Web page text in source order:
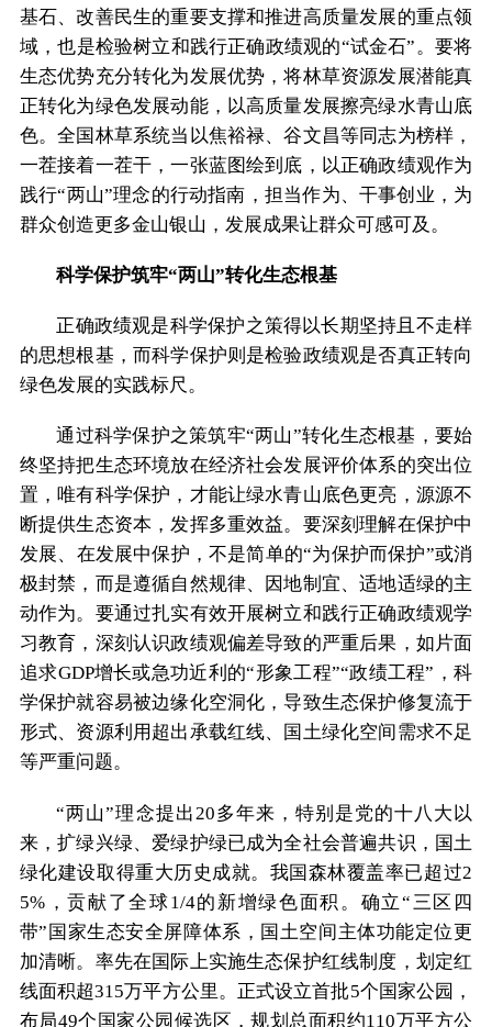
基石、改善民生的重要支撑和推进高质量发展的重点领
域，也是检验树立和践行正确政绩观的“试金石”。要将
生态优势充分转化为发展优势，将林草资源发展潜能真
正转化为绿色发展动能，以高质量发展擦亮绿水青山底
色。全国林草系统当以焦裕禄、谷文昌等同志为榜样，
一茬接着一茬干，一张蓝图绘到底，以正确政绩观作为
践行“两山”理念的行动指南，担当作为、干事创业，为
群众创造更多金山银山，发展成果让群众可感可及。
科学保护筑牢“两山”转化生态根基
正确政绩观是科学保护之策得以长期坚持且不走样
的思想根基，而科学保护则是检验政绩观是否真正转向
绿色发展的实践标尺。
通过科学保护之策筑牢“两山”转化生态根基，要始
终坚持把生态环境放在经济社会发展评价体系的突出位
置，唯有科学保护，才能让绿水青山底色更亮，源源不
断提供生态资本，发挥多重效益。要深刻理解在保护中
发展、在发展中保护，不是简单的“为保护而保护”或消
极封禁，而是遵循自然规律、因地制宜、适地适绿的主
动作为。要通过扎实有效开展树立和践行正确政绩观学
习教育，深刻认识政绩观偏差导致的严重后果，如片面
追求GDP增长或急功近利的“形象工程”“政绩工程”，科
学保护就容易被边缘化空洞化，导致生态保护修复流于
形式、资源利用超出承载红线、国土绿化空间需求不足
等严重问题。
“两山”理念提出20多年来，特别是党的十八大以
来，扩绿兴绿、爱绿护绿已成为全社会普遍共识，国土
绿化建设取得重大历史成就。我国森林覆盖率已超过2
5%，贡献了全球1/4的新增绿色面积。确立“三区四
带”国家生态安全屏障体系，国土空间主体功能定位更
加清晰。率先在国际上实施生态保护红线制度，划定红
线面积超315万平方公里。正式设立首批5个国家公园，
布局49个国家公园候选区，规划总面积约110万平方公